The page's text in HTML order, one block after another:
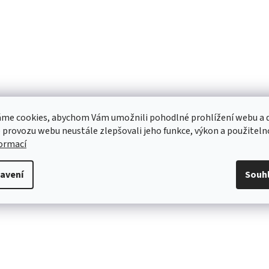
cookies, abychom Vám umožnili pohodlné prohlížení webu a
provozu webu neustále zlepšovali jeho funkce, výkon a